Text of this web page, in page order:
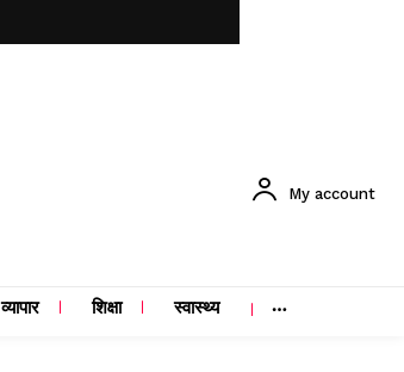
My account
व्यापार शिक्षा स्वास्थ्य